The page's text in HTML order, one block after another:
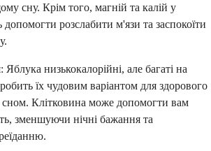
сну. Крім того, магній та калій у
розслабити м'язи та заспокоїти
: Яблука низькокалорійні, але багаті на
їх чудовим варіантом для здорового
сном. Клітковина може допомогти вам
зменшуючи нічні бажання та